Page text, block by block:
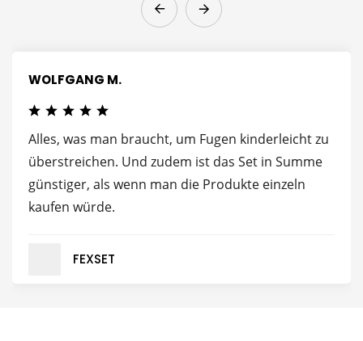
WOLFGANG M.
Alles, was man braucht, um Fugen kinderleicht zu
überstreichen. Und zudem ist das Set in Summe
günstiger, als wenn man die Produkte einzeln
kaufen würde.
FEXSET